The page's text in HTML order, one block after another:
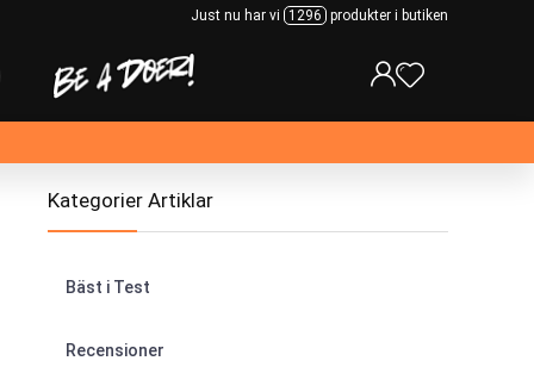
Just nu har vi 1296 produkter i butiken
Kategorier Artiklar
Bäst i Test
Recensioner